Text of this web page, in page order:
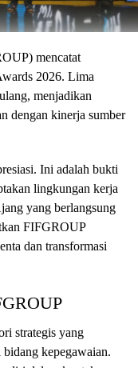
mencatat
2026. Lima
menjadikan
dengan kinerja sumber
Ini adalah bukti
lingkungan kerja
yang berlangsung
FIFGROUP
dan transformasi
strategis yang
kepegawaian.